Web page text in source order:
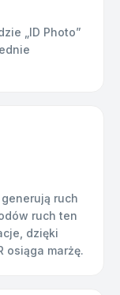
„ID Photo”
ruch
ruch ten
dzięki
osiąga marżę.